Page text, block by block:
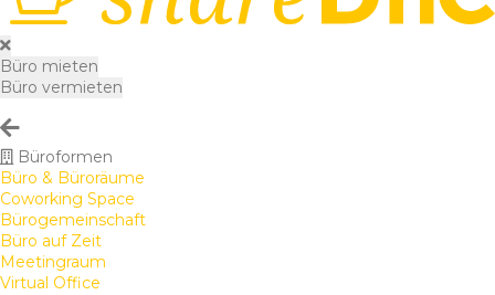
Büro mieten
Büro vermieten
Büroformen
Büro & Büroräume
Coworking Space
Bürogemeinschaft
Büro auf Zeit
Meetingraum
Virtual Office